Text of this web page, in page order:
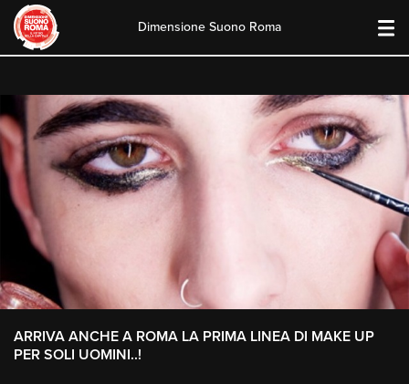
content
Dimensione Suono Roma
ARRIVA ANCHE A ROMA LA PRIMA LINEA DI MAKE UP
PER SOLI UOMINI..!